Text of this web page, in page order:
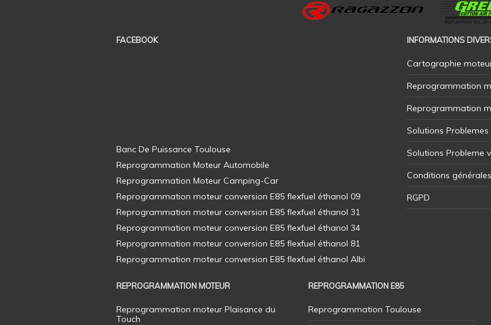
FACEBOOK INFORMATIONS
Cartographie
Reprogrammation
Reprogrammation
Solutions Problemes
Solutions Probleme
Conditions
RGPD
REPROGRAMMATION MOTEUR
Reprogrammation moteur Plaisance du
Touch
REPROGRAMMATION E85
Reprogrammation Toulouse
Banc De Puissance Toulouse
Reprogrammation Moteur Automobile
Reprogrammation Moteur Camping-Car
Reprogrammation moteur conversion E85 flexfuel éthanol 09
Reprogrammation moteur conversion E85 flexfuel éthanol 31
Reprogrammation moteur conversion E85 flexfuel éthanol 34
Reprogrammation moteur conversion E85 flexfuel éthanol 81
Reprogrammation moteur conversion E85 flexfuel éthanol Albi